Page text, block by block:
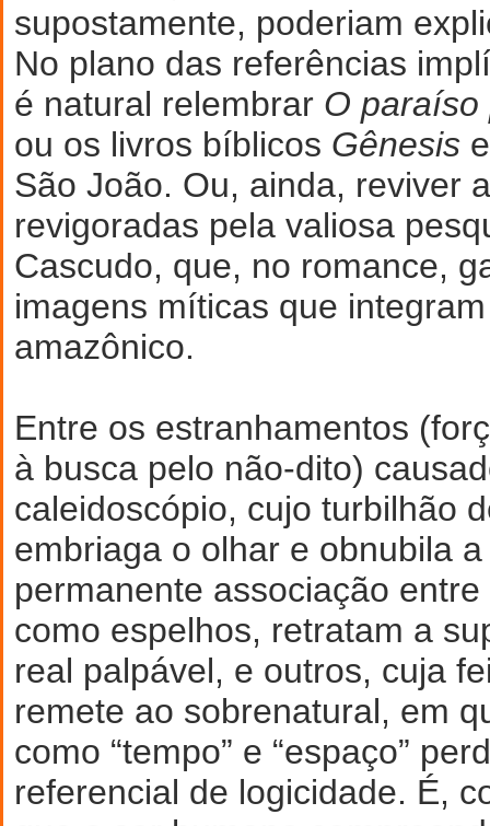
supostamente, poderiam
No plano das referências
é natural relembrar O paraíso
ou os livros bíblicos Gênesis
São João. Ou, ainda, reviver
revigoradas pela valiosa
Cascudo, que, no romance,
imagens míticas que
amazônico.
Entre os estranhamentos
à busca pelo não-dito)
caleidoscópio, cujo turbilhão
embriaga o olhar e obnubila
permanente associação
como espelhos, retratam a
real palpável, e outros, cuja
remete ao sobrenatural, em
como “tempo” e “espaço”
referencial de logicidade. É,